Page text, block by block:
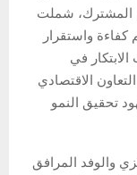
المشترك، شملت
كفاءة واستقرار
في
الاقتصادي
تحقيق النمو
والوفد المرافق